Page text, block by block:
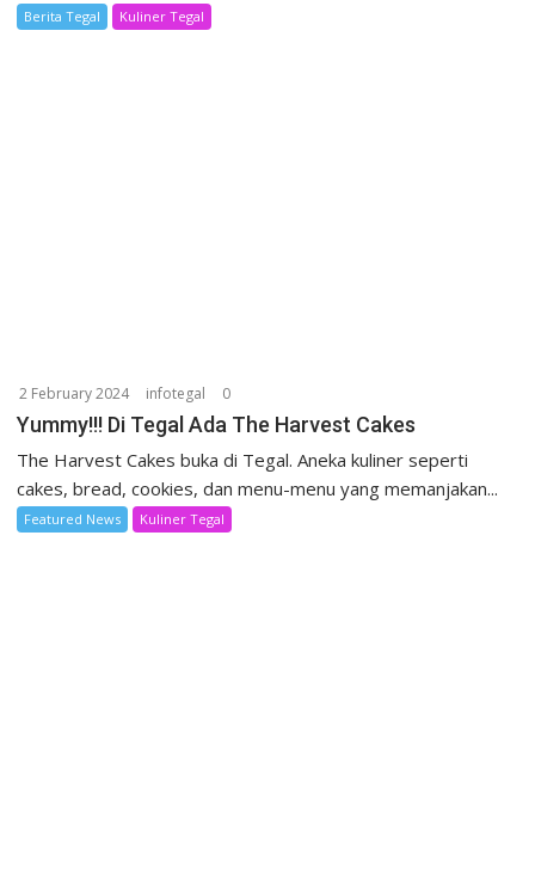
Berita Tegal Kuliner Tegal
2 February 2024 infotegal 0
Yummy!!! Di Tegal Ada The Harvest Cakes
The Harvest Cakes buka di Tegal. Aneka kuliner seperti
cakes, bread, cookies, dan menu-menu yang memanjakan...
Featured News Kuliner Tegal